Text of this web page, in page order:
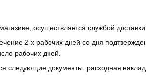
осуществляется службой
2-х рабочих дней со дня
рабочих дней.
следующие документы: расходная